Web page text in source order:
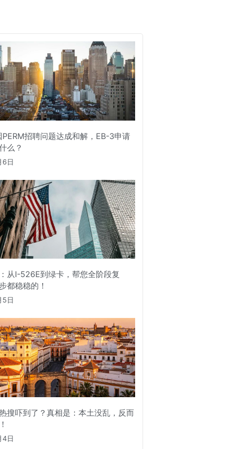
PERM招聘问题达成和解，EB-3申请
么？
6日
从I-526E到绿卡，帮您全阶段复
都稳稳的！
5日
搜吓到了？真相是：本土没乱，反而
4日